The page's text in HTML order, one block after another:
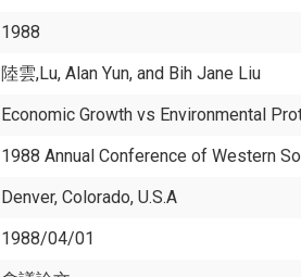
1988
陸雲,Lu, Alan Yun, and Bih Jane Liu
Economic Growth vs Environmental
1988 Annual Conference of Western
Denver, Colorado, U.S.A
1988/04/01